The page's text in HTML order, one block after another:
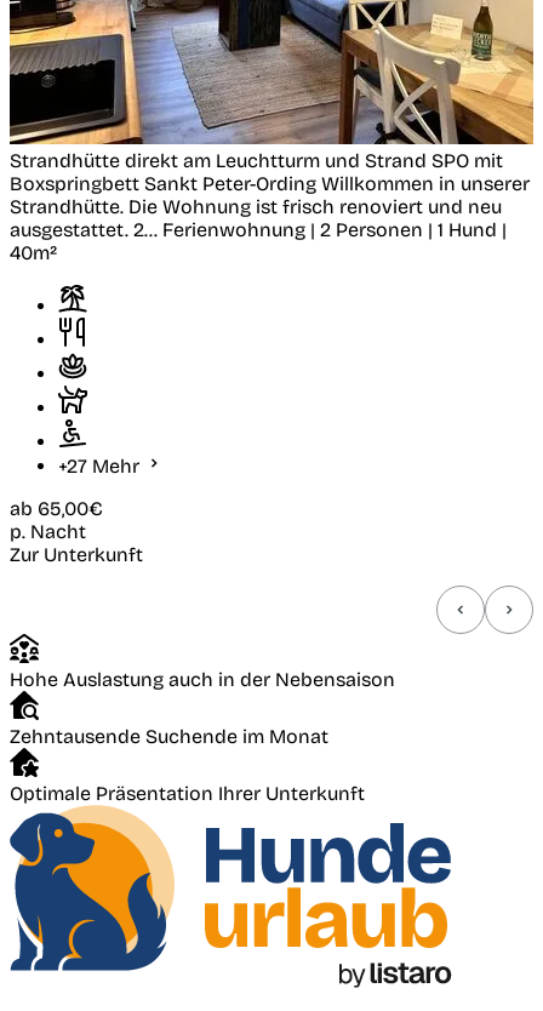
Strandhütte direkt am Leuchtturm und Strand SPO mit
Boxspringbett Sankt Peter-Ording Willkommen in unserer
Strandhütte. Die Wohnung ist frisch renoviert und neu
ausgestattet. 2... Ferienwohnung | 2 Personen | 1 Hund |
40m²
+27 Mehr
ab 65,00€
p. Nacht
Zur Unterkunft
Hohe Auslastung auch in der Nebensaison
Zehntausende Suchende im Monat
Optimale Präsentation Ihrer Unterkunft